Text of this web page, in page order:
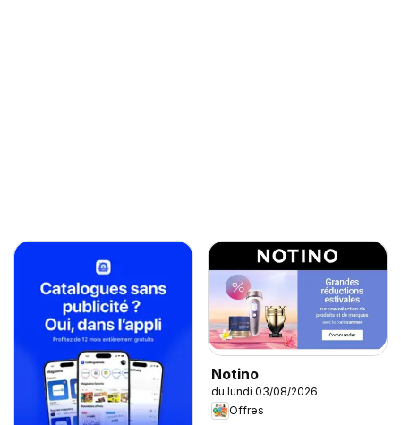
Notino
du lundi 03/08/2026
Offres